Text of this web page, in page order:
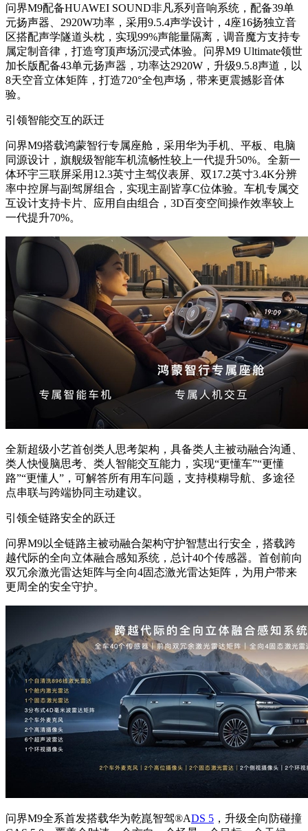
问界M9配备HUAWEI SOUND非凡系列音响系统，配备39单
元扬声器、2920W功率，采用9.5.4声学设计，4座16扬独立音
区搭配声学隧道头枕，实现99%声能量隔离，调音魔方支持专
属定制音律，打造穹顶声场沉浸式体验。问界M9 Ultimate领世
加长版配备43单元扬声器，功率达2920W，升级9.5.8声道，以
8天空音立体矩阵，打造720°全包声场，带来更震撼影音体
验。
引领智能交互的跃迁
问界M9搭载鸿蒙智行专属座舱，采用华为手机、平板、电脑
同源设计，旗舰级智能车机流畅性较上一代提升50%。全新一
体环宇三联屏采用12.3英寸主驾仪表屏、双17.2英寸3.4K分辨
率中控屏与副驾屏组合，实现主副皆享C位体验。车机专属交
互设计支持卡片、应用自由组合，3D百变空间操作效率较上
一代提升70%。
全新超级小艺首创类人思考架构，具备类人主被动融合沟通、
类人快慢脑思考、类人智能交互能力，实现“更懂车”“更懂
路”“更懂人”，可解答所有用车问题，支持模糊导航、多途径
点串联与跨端协同主动建议。
引领全链路安全的跃迁
问界M9以全链路主被动融合架构守护智慧出行安全，搭载跨
越代际的全向立体融合感知系统，总计40个传感器。首创前向
双冗余激光雷达矩阵与全向4固态激光雷达矩阵，为用户带来
更周全的安全守护。
问界M9全系首发搭载华为乾崑智驾®ADS 5 ，升级全向防碰撞